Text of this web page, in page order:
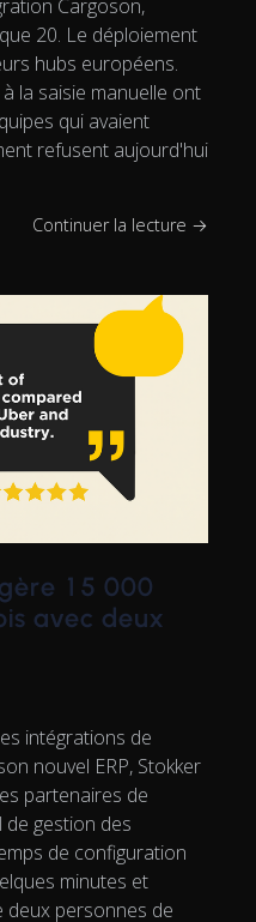
Cargoson,
20. Le déploiement
hubs européens.
la saisie manuelle ont
qui avaient
refusent aujourd'hui
Continuer la lecture →
15 000
avec deux
intégrations de
nouvel ERP, Stokker
partenaires de
gestion des
de configuration
minutes et
deux personnes de